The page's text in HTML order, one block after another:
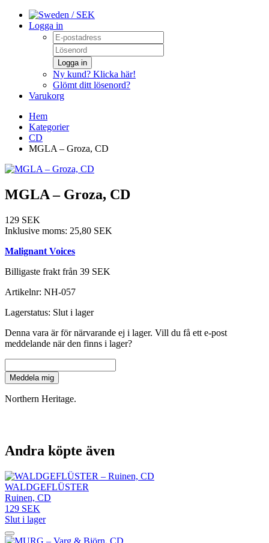
/ SEK
Logga in
Logga in
Ny kund? Klicka här!
Glömt ditt lösenord?
Varukorg
Hem
Kategorier
CD
MGLA – Groza, CD
MGLA – Groza, CD
129 SEK
Inklusive moms: 25,80 SEK
Malignant Voices
Billigaste frakt från 39 SEK
Artikelnr: NH-057
Lagerstatus: Slut i lager
Denna vara är för närvarande ej i lager. Vill du få ett e-post
meddelande när den finns i lager?
Meddela mig
Northern Heritage.
Andra köpte även
WALDGEFLÜSTER
Ruinen, CD
129 SEK
Slut i lager